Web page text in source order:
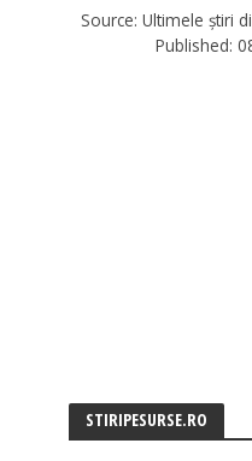
Source: Ultimele știri
Published:
STIRIPESURSE.RO